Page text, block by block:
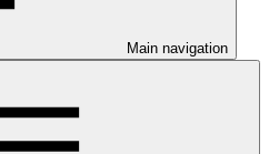
Main navigation